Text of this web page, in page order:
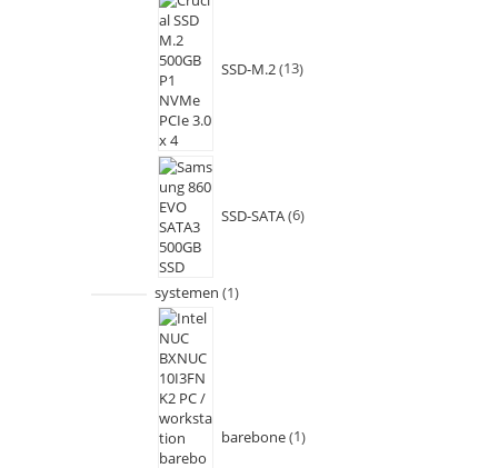
SSD-M.2 13
SSD-SATA 6
systemen 1
barebone 1